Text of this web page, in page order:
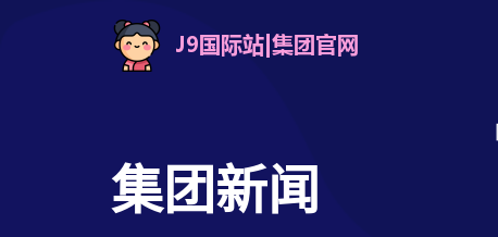
集团新闻